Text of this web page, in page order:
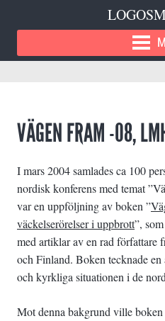
VÄGEN FRAM -08,
I mars 2004 samlades ca 100
nordisk konferens med temat
var en uppföljning av boken ”
väckelserörelser i uppbrott”,
med artiklar av en rad författare
och Finland. Boken tecknade
och kyrkliga situationen i de
Mot denna bakgrund ville boken